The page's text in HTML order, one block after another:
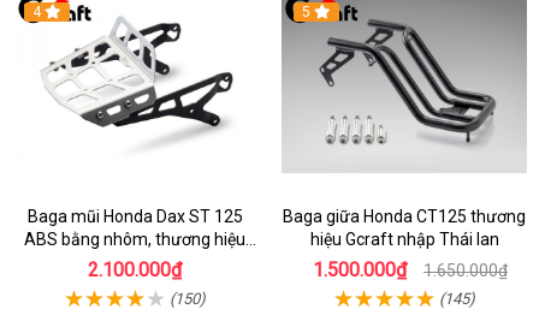
4
Baga mũi Honda Dax ST 125
ABS bằng nhôm, thương hiệu
Gcraft chính hãng
2.100.000₫
(150)
5
Baga giữa Honda CT125 thương
hiệu Gcraft nhập Thái lan
1.500.000₫ 1.650.000₫
(145)